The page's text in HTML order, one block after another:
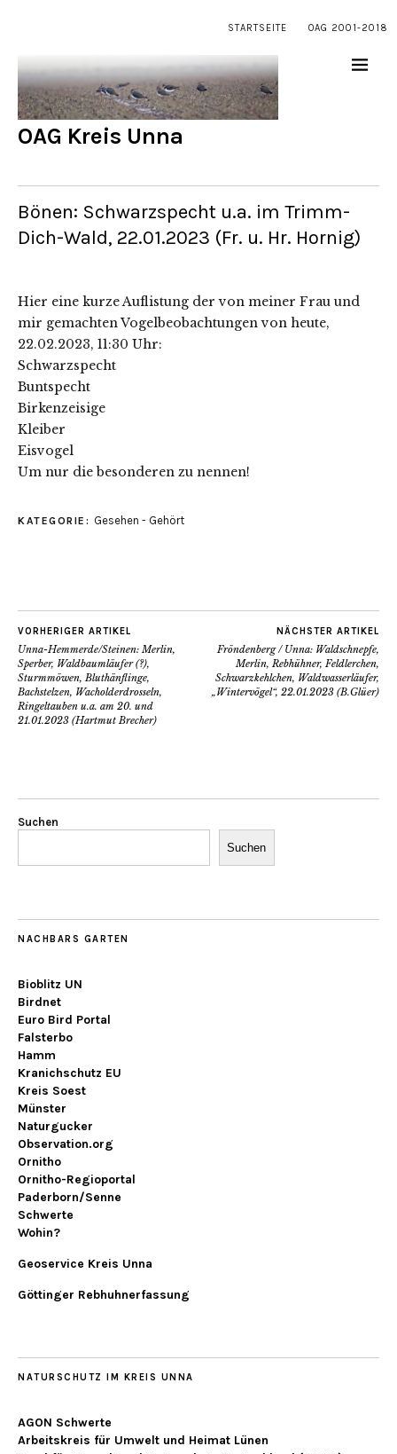
STARTSEITE OAG 2001-2018
OAG Kreis Unna
Bönen: Schwarzspecht u.a. im Trimm-
Dich-Wald, 22.01.2023 (Fr. u. Hr. Hornig)
Hier eine kurze Auflistung der von meiner Frau und
mir gemachten Vogelbeobachtungen von heute,
22.02.2023, 11:30 Uhr:
Schwarzspecht
Buntspecht
Birkenzeisige
Kleiber
Eisvogel
Um nur die besonderen zu nennen!
KATEGORIE: Gesehen - Gehört
VORHERIGER ARTIKEL
Unna-Hemmerde/Steinen: Merlin,
Sperber, Waldbaumläufer (?),
Sturmmöwen, Bluthänflinge,
Bachstelzen, Wacholderdrosseln,
Ringeltauben u.a. am 20. und
21.01.2023 (Hartmut Brecher)
NÄCHSTER ARTIKEL
Fröndenberg / Unna: Waldschnepfe,
Merlin, Rebhühner, Feldlerchen,
Schwarzkehlchen, Waldwasserläufer,
„Wintervögel“, 22.01.2023 (B.Glüer)
Suchen
Suchen
NACHBARS GARTEN
Bioblitz UN
Birdnet
Euro Bird Portal
Falsterbo
Hamm
Kranichschutz EU
Kreis Soest
Münster
Naturgucker
Observation.org
Ornitho
Ornitho-Regioportal
Paderborn/Senne
Schwerte
Wohin?
Geoservice Kreis Unna
Göttinger Rebhuhnerfassung
NATURSCHUTZ IM KREIS UNNA
AGON Schwerte
Arbeitskreis für Umwelt und Heimat Lünen